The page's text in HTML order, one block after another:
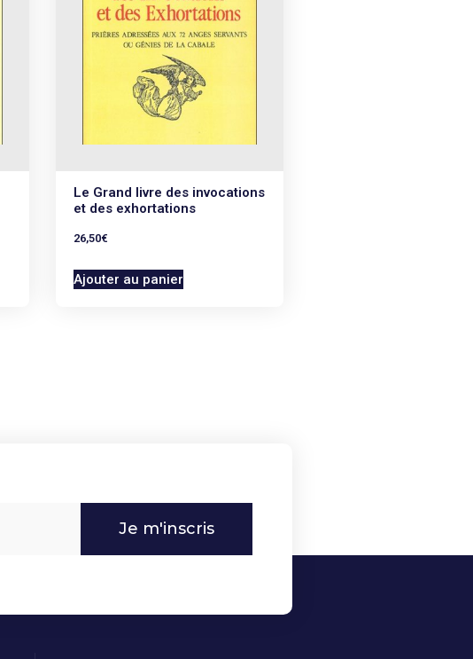
Le Grand livre des invocations
et des exhortations
26,50€
Ajouter au panier
Je m'inscris